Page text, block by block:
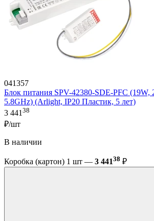
041357
Блок питания SPV-42380-SDE-PFC (19W,
5.8GHz) (Arlight, IP20 Пластик, 5 лет)
3 44138
₽/шт
В наличии
Коробка (картон) 1 шт — 3 44138 ₽